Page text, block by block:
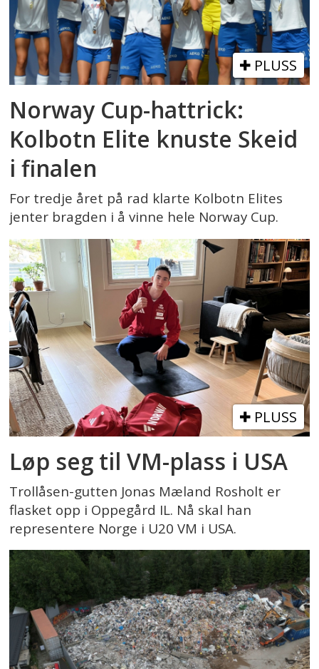
PLUSS
Norway Cup-hattrick:
Kolbotn Elite knuste Skeid
i finalen
For tredje året på rad klarte Kolbotn Elites
jenter bragden i å vinne hele Norway Cup.
PLUSS
Løp seg til VM-plass i USA
Trollåsen-gutten Jonas Mæland Rosholt er
flasket opp i Oppegård IL. Nå skal han
representere Norge i U20 VM i USA.